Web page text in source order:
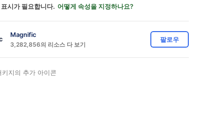
시가 필요합니다. 어떻게 속성을 지정하나요?
Magnific
3,282,856의 리소스 다 보기
팔로우
지의 추가 아이콘